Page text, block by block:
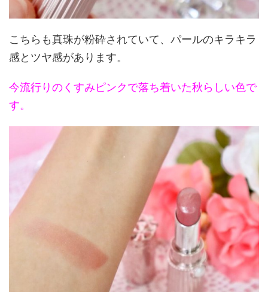
こちらも真珠が粉砕されていて、パールのキラキラ
感とツヤ感があります。
今流行りのくすみピンクで落ち着いた秋らしい色で
す。